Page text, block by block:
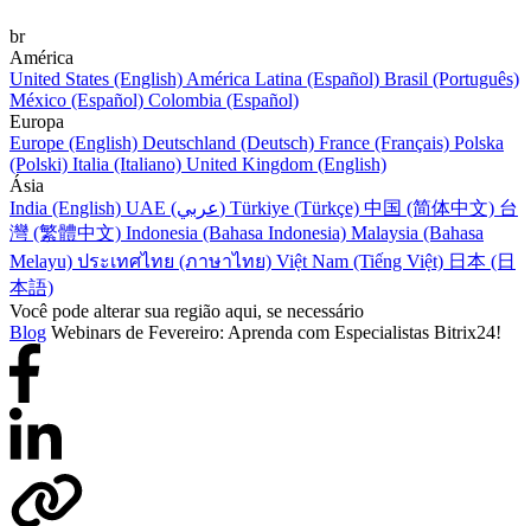
br
América
United States (English) América Latina (Español) Brasil (Português)
México (Español) Colombia (Español)
Europa
Europe (English) Deutschland (Deutsch) France (Français) Polska
(Polski) Italia (Italiano) United Kingdom (English)
Ásia
India (English)
UAE (عربي) Türkiye (Türkçe) 中国 (简体中文) 台
灣 (繁體中文) Indonesia (Bahasa Indonesia) Malaysia (Bahasa
Melayu) ประเทศไทย (ภาษาไทย) Việt Nam (Tiếng Việt) 日本 (日
本語)
Você pode alterar sua região aqui, se necessário
Blog Webinars de Fevereiro: Aprenda com Especialistas Bitrix24!